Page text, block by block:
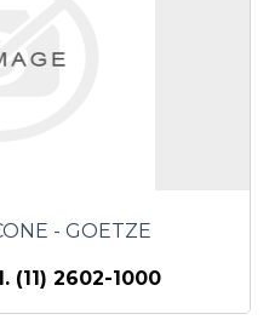
- GOETZE
2602-1000